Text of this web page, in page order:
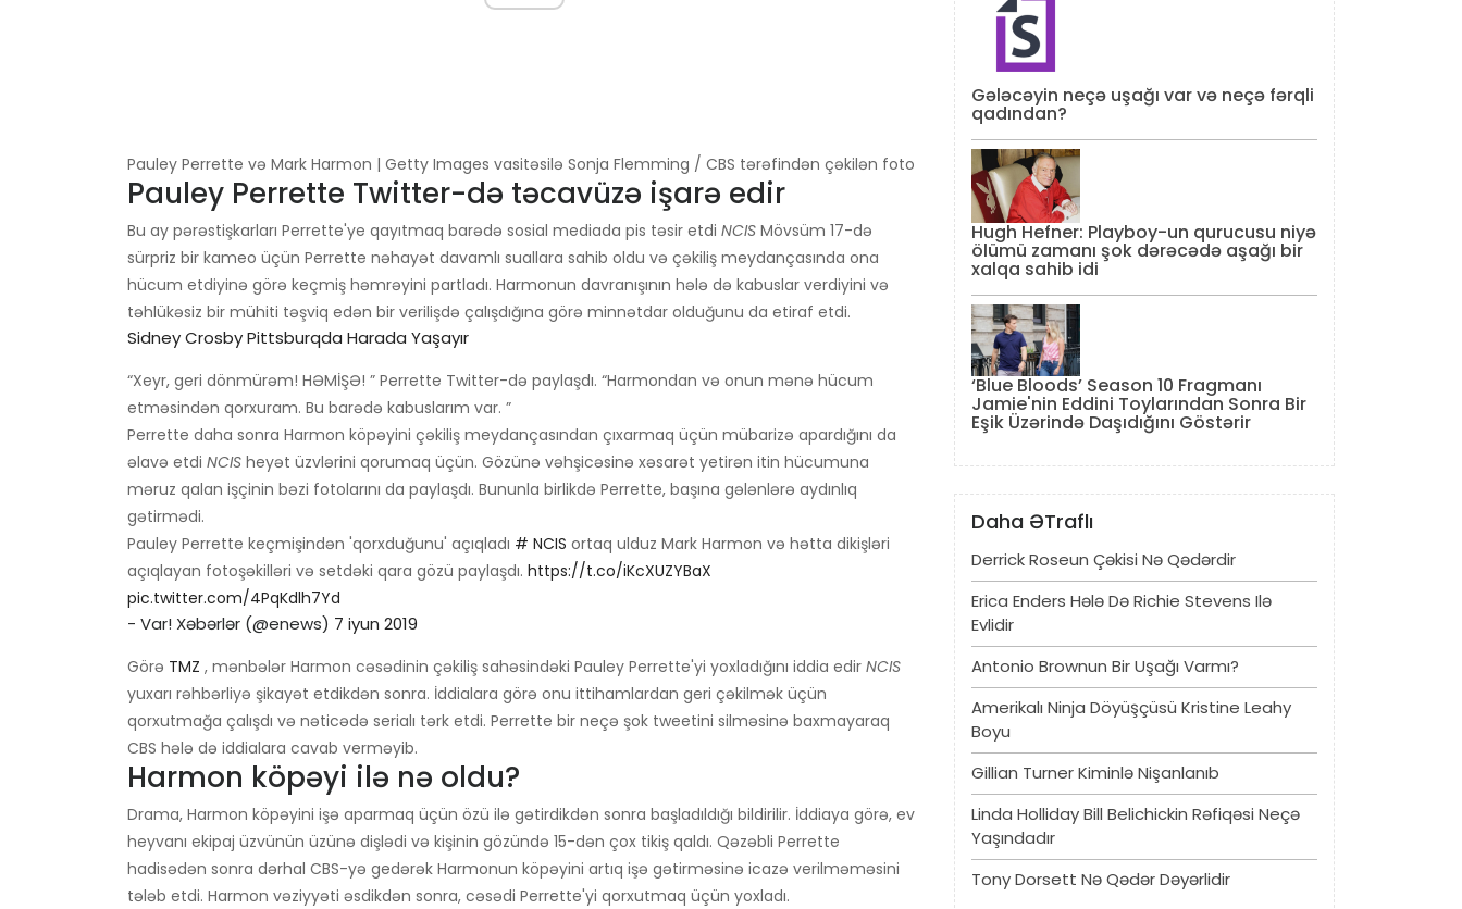
Pauley Perrette və Mark Harmon | Getty Images vasitəsilə Sonja Flemming / CBS tərəfindən çəkilən foto
Pauley Perrette Twitter-də təcavüzə işarə edir
Bu ay pərəstişkarları Perrette'ye qayıtmaq barədə sosial mediada pis təsir etdi NCIS Mövsüm 17-də
sürpriz bir kameo üçün Perrette nəhayət davamlı suallara sahib oldu və çəkiliş meydançasında ona
hücum etdiyinə görə keçmiş həmrəyini partladı. Harmonun davranışının hələ də kabuslar verdiyini və
təhlükəsiz bir mühiti təşviq edən bir verilişdə çalışdığına görə minnətdar olduğunu da etiraf etdi.
Sidney Crosby Pittsburqda Harada Yaşayır
“Xeyr, geri dönmürəm! HƏMİŞƏ! ” Perrette Twitter-də paylaşdı. “Harmondan və onun mənə hücum
etməsindən qorxuram. Bu barədə kabuslarım var. ”
Perrette daha sonra Harmon köpəyini çəkiliş meydançasından çıxarmaq üçün mübarizə apardığını da
əlavə etdi NCIS heyət üzvlərini qorumaq üçün. Gözünə vəhşicəsinə xəsarət yetirən itin hücumuna
məruz qalan işçinin bəzi fotolarını da paylaşdı. Bununla birlikdə Perrette, başına gələnlərə aydınlıq
gətirmədi.
Pauley Perrette keçmişindən 'qorxduğunu' açıqladı # NCIS ortaq ulduz Mark Harmon və hətta dikişləri
açıqlayan fotoşəkilləri və setdəki qara gözü paylaşdı. https://t.co/iKcXUZYBaX
pic.twitter.com/4PqKdlh7Yd
- Var! Xəbərlər (@enews) 7 iyun 2019
Görə TMZ , mənbələr Harmon cəsədinin çəkiliş sahəsindəki Pauley Perrette'yi yoxladığını iddia edir NCIS
yuxarı rəhbərliyə şikayət etdikdən sonra. İddialara görə onu ittihamlardan geri çəkilmək üçün
qorxutmağa çalışdı və nəticədə serialı tərk etdi. Perrette bir neçə şok tweetini silməsinə baxmayaraq
CBS hələ də iddialara cavab verməyib.
Harmon köpəyi ilə nə oldu?
Drama, Harmon köpəyini işə aparmaq üçün özü ilə gətirdikdən sonra başladıldığı bildirilir. İddiaya görə, ev
heyvanı ekipaj üzvünün üzünə dişlədi və kişinin gözündə 15-dən çox tikiş qaldı. Qəzəbli Perrette
hadisədən sonra dərhal CBS-yə gedərək Harmonun köpəyini artıq işə gətirməsinə icazə verilməməsini
tələb etdi. Harmon vəziyyəti əsdikdən sonra, cəsədi Perrette'yi qorxutmaq üçün yoxladı.
Gələcəyin neçə uşağı var və neçə fərqli
qadından?
Hugh Hefner: Playboy-un qurucusu niyə
ölümü zamanı şok dərəcədə aşağı bir
xalqa sahib idi
‘Blue Bloods’ Season 10 Fragmanı
Jamie'nin Eddini Toylarından Sonra Bir
Eşik Üzərində Daşıdığını Göstərir
Daha ƏTraflı
Derrick Roseun Çəkisi Nə Qədərdir
Erica Enders Hələ Də Richie Stevens Ilə
Evlidir
Antonio Brownun Bir Uşağı Varmı?
Amerikalı Ninja Döyüşçüsü Kristine Leahy
Boyu
Gillian Turner Kiminlə Nişanlanıb
Linda Holliday Bill Belichickin Rəfiqəsi Neçə
Yaşındadır
Tony Dorsett Nə Qədər Dəyərlidir